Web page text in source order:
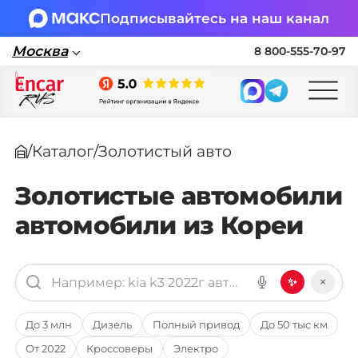
Подписывайтесь на наш канал
Москва
8 800-555-70-97
Поставка автомобилей в Россию по
🏎 Заявка на подбор авто
Заполните форму, подберем нужные
варианты авто и свяжемся с вами
Оставить заявку на подбор авто
/Каталог/Золотистый авто
Золотистые автомобили
автомобили из Кореи
✨ ×
До 3 млн Дизель Полный привод
До 50 тыс км
От 2022
Кроссоверы Электро